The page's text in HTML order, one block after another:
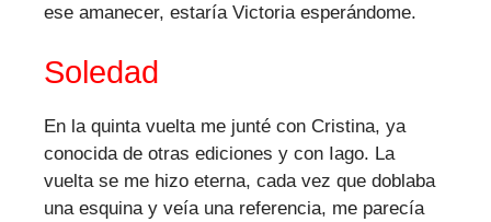
ese amanecer, estaría Victoria esperándome.
Soledad
En la quinta vuelta me junté con Cristina, ya
conocida de otras ediciones y con Iago. La
vuelta se me hizo eterna, cada vez que doblaba
una esquina y veía una referencia, me parecía